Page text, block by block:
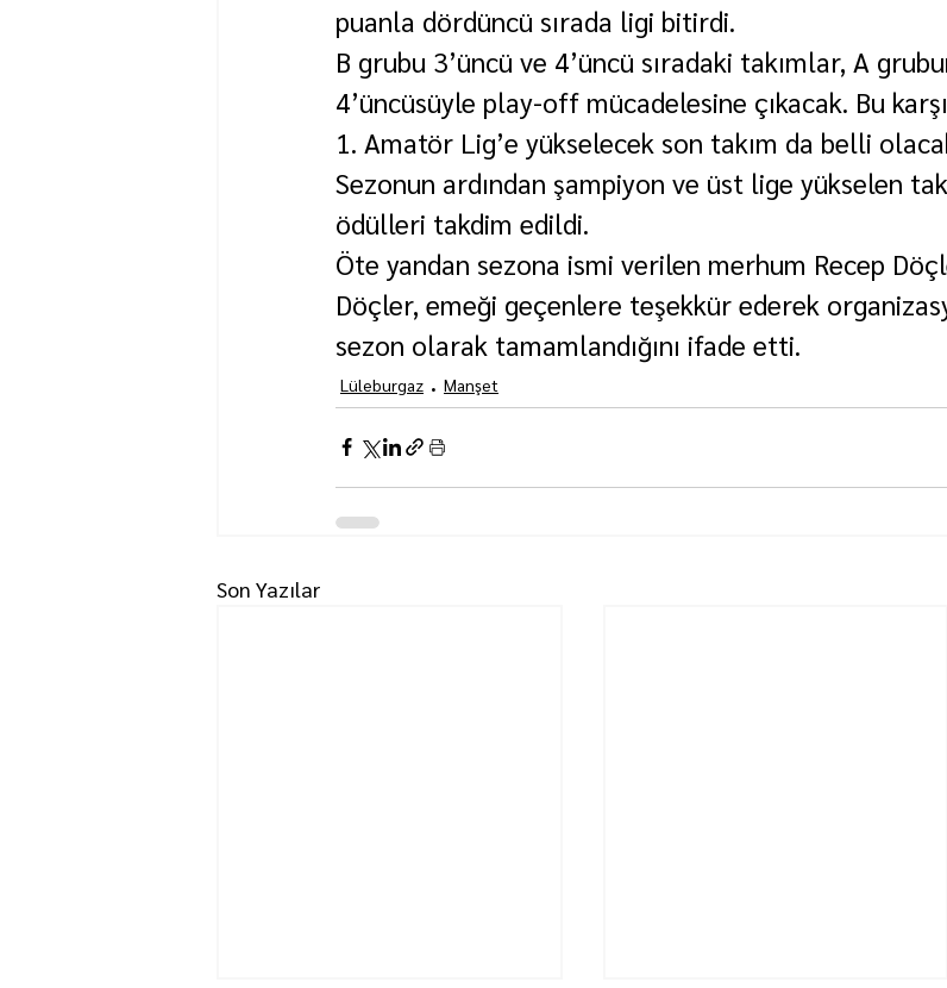
puanla dördüncü sırada ligi bitirdi.
B grubu 3’üncü ve 4’üncü sıradaki takımlar, A
4’üncüsüyle play-off mücadelesine çıkacak. Bu
1. Amatör Lig’e yükselecek son takım da belli
Sezonun ardından şampiyon ve üst lige yükselen
ödülleri takdim edildi.
Öte yandan sezona ismi verilen merhum Recep
Döçler, emeği geçenlere teşekkür ederek
sezon olarak tamamlandığını ifade etti.
Lüleburgaz Manşet
Son Yazılar